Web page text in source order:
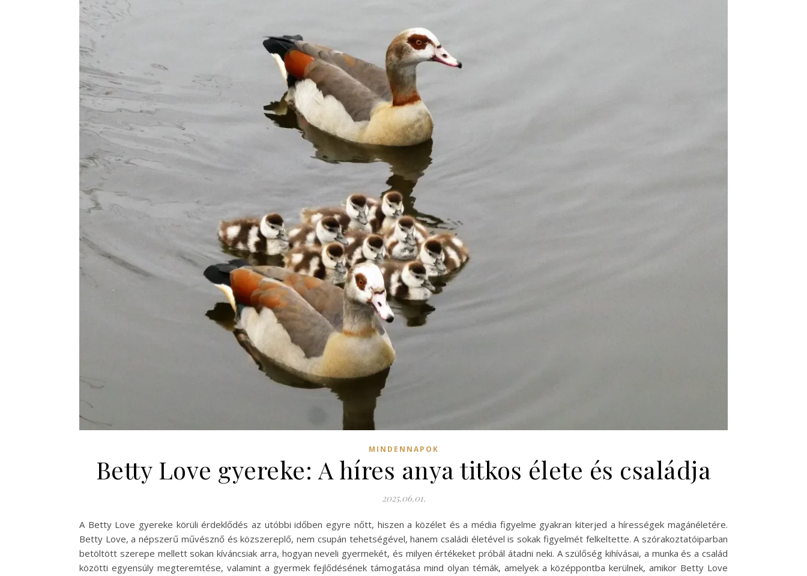
MINDENNAPOK
Betty Love gyereke: A híres anya titkos élete és családja
2025.06.01.
A Betty Love gyereke körüli érdeklődés az utóbbi időben egyre nőtt, hiszen a közélet és a média figyelme gyakran kiterjed a hírességek magánéletére.
Betty Love, a népszerű művésznő és közszereplő, nem csupán tehetségével, hanem családi életével is sokak figyelmét felkeltette. A szórakoztatóiparban
betöltött szerepe mellett sokan kíváncsiak arra, hogyan neveli gyermekét, és milyen értékeket próbál átadni neki. A szülőség kihívásai, a munka és a család
közötti egyensúly megteremtése, valamint a gyermek fejlődésének támogatása mind olyan témák, amelyek a középpontba kerülnek, amikor Betty Love